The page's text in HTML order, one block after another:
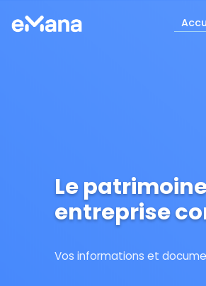
Le
entreprise
Vos informations et